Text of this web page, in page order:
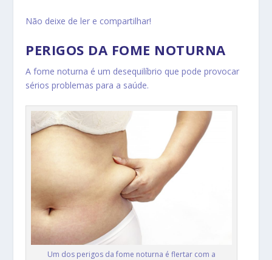
Não deixe de ler e compartilhar!
PERIGOS DA FOME NOTURNA
A fome noturna é um desequilíbrio que pode provocar
sérios problemas para a saúde.
Um dos perigos da fome noturna é flertar com a